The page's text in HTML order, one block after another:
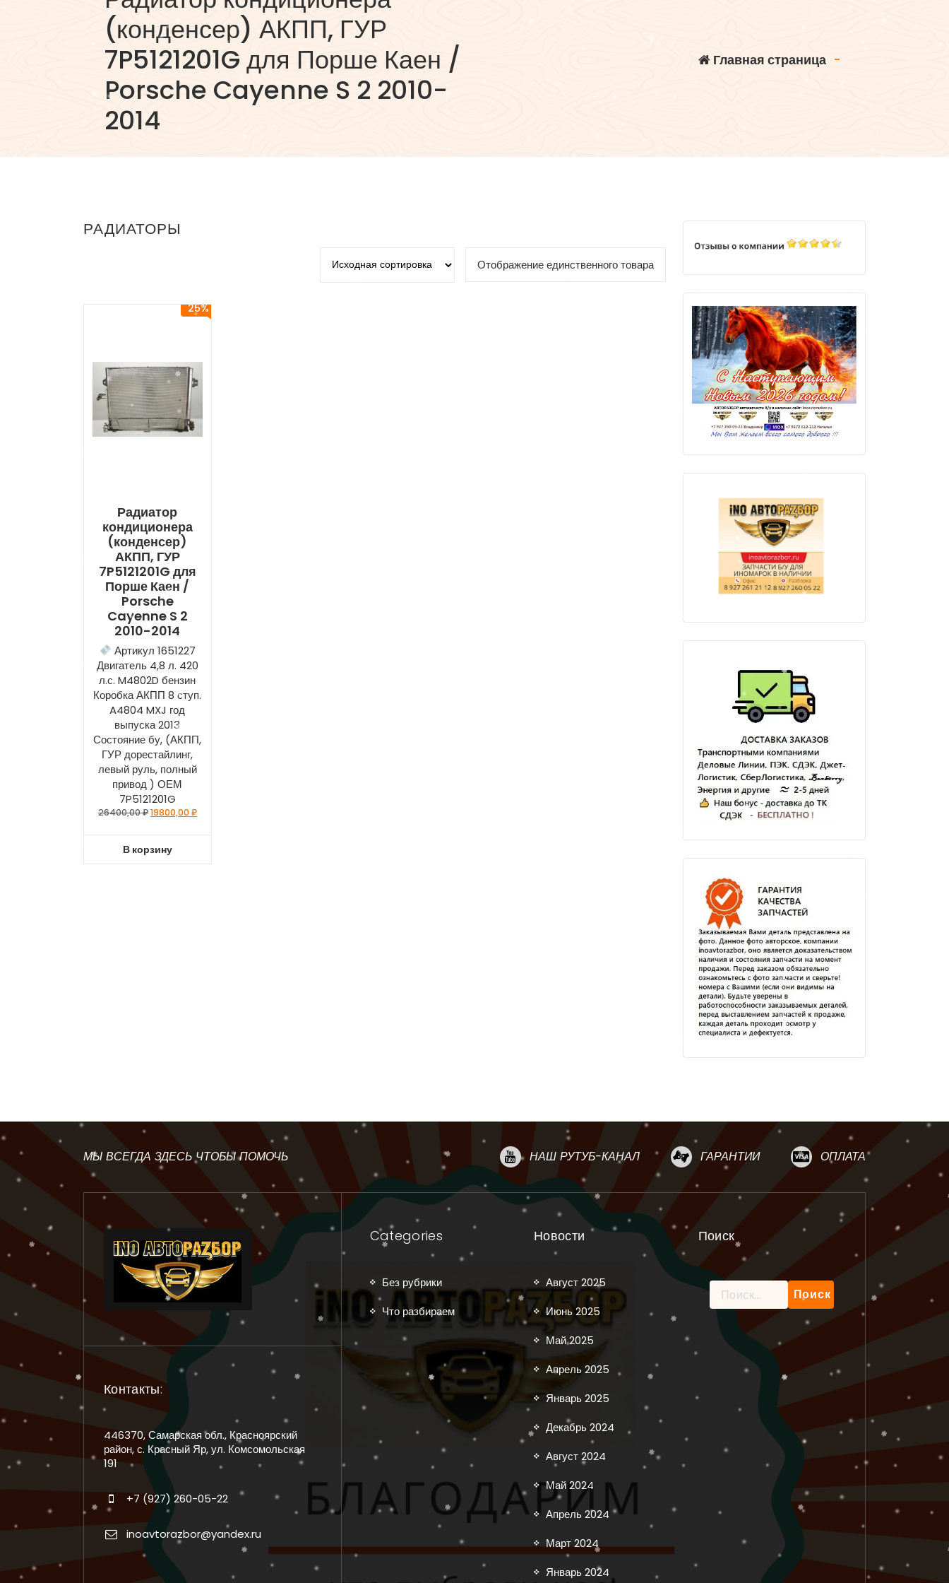
(конденсер) АКПП, ГУР
7P5121201G для Порше Каен /
Porsche Cayenne S 2 2010-
2014
Главная страница -
РАДИАТОРЫ
Отображение единственного товара
25%
Радиатор
кондиционера
(конденсер)
АКПП, ГУР
7P5121201G для
Порше Каен /
Porsche
Cayenne S 2
2010-2014
Артикул 1651227
Двигатель 4,8 л. 420
л.с. M4802D бензин
Коробка АКПП 8 ступ.
A4804 MXJ год
выпуска 2013
Состояние бу, (АКПП,
ГУР дорестайлинг,
левый руль, полный
привод ) ОЕМ
7P5121201G
26400,00₽19800,00₽
В корзину
МЫ ВСЕГДА ЗДЕСЬ ЧТОБЫ ПОМОЧЬ НАШ РУТУБ-КАНАЛ ГАРАНТИИ ОПЛАТА
Контакты:
446370, Самарская обл., Красноярский
район, с. Красный Яр, ул. Комсомольская
191
+7 (927) 260-05-22
inoavtorazbor@yandex.ru
Categories
Без рубрики
Что разбираем
Новости
Август 2025
Июнь 2025
Май 2025
Апрель 2025
Январь 2025
Декабрь 2024
Август 2024
Май 2024
Апрель 2024
Март 2024
Январь 2024
Поиск
Найти: